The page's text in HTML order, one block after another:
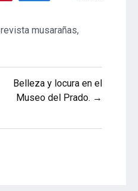
revista musarañas,
Belleza y locura en el
Museo del Prado. →